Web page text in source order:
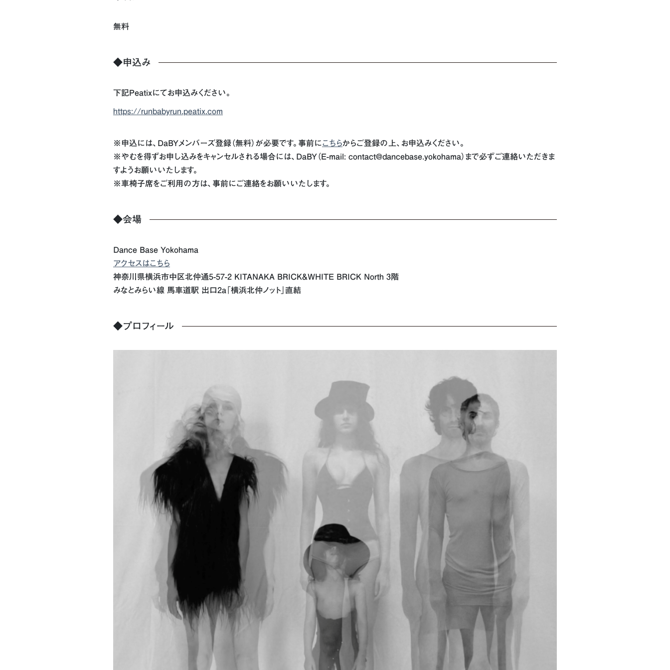
無料
◆申込み
下記Peatixにてお申込みください。
https://runbabyrun.peatix.com
※申込には、DaBYメンバーズ登録（無料）が必要です。事前にこちらからご登録の上、お申込みください。
※やむを得ずお申し込みをキャンセルされる場合には、DaBY（E-mail: contact@dancebase.yokohama）まで必ずご連絡いただきま
すようお願いいたします。
※車椅子席をご利用の方は、事前にご連絡をお願いいたします。
◆会場
Dance Base Yokohama
アクセスはこちら
神奈川県横浜市中区北仲通5-57-2 KITANAKA BRICK&WHITE BRICK North 3階
みなとみらい線 馬車道駅 出口2a「横浜北仲ノット」直結
◆プロフィール